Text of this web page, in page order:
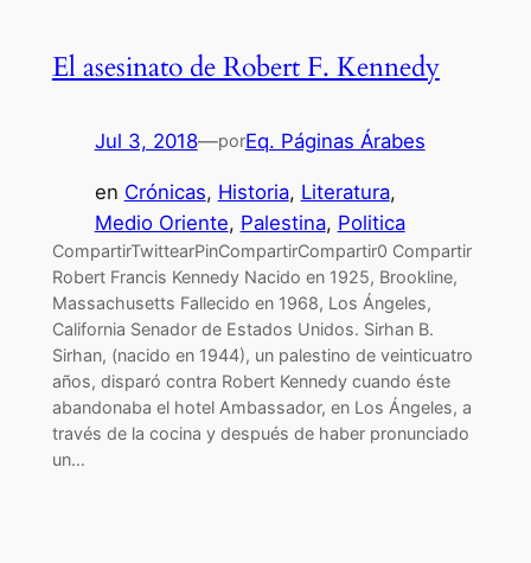
El asesinato de Robert F. Kennedy
Jul 3, 2018—porEq. Páginas Árabes
en Crónicas, Historia, Literatura
Medio Oriente, Palestina, Politica
CompartirTwittearPinCompartirCompartir0 Compartir
Robert Francis Kennedy Nacido en 1925, Brookline,
Massachusetts Fallecido en 1968, Los Ángeles,
California Senador de Estados Unidos. Sirhan B.
Sirhan, (nacido en 1944), un palestino de veinticuatro
años, disparó contra Robert Kennedy cuando éste
abandonaba el hotel Ambassador, en Los Ángeles, a
través de la cocina y después de haber pronunciado
un…